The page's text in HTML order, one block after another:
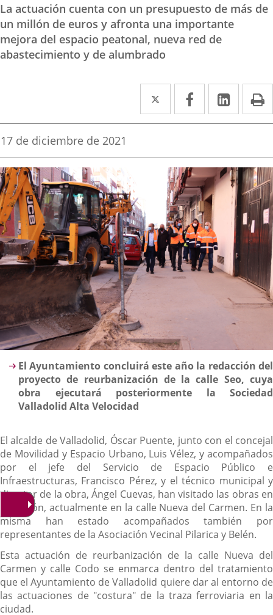
La actuación cuenta con un presupuesto de más de
un millón de euros y afronta una importante
mejora del espacio peatonal, nueva red de
abastecimiento y de alumbrado
Twitter
Enlace
a
aplicación
externa.
Facebook
Enlace
a
aplicación
externa.
Enlace
a
Fecha
la
noticia
17 de diciembre de 2021
Descripción
El Ayuntamiento concluirá este año la redacción del
proyecto de reurbanización de la calle Seo, cuya
obra ejecutará posteriormente la Sociedad
Valladolid Alta Velocidad
El alcalde de Valladolid, Óscar Puente, junto con el concejal
de Movilidad y Espacio Urbano, Luis Vélez, y acompañados
por el jefe del Servicio de Espacio Público e
Infraestructuras, Francisco Pérez, y el técnico municipal y
director de la obra, Ángel Cuevas, han visitado las obras en
ejecución, actualmente en la calle Nueva del Carmen. En la
misma han estado acompañados también por
representantes de la Asociación Vecinal Pilarica y Belén.
Esta actuación de reurbanización de la calle Nueva del
Carmen y calle Codo se enmarca dentro del tratamiento
que el Ayuntamiento de Valladolid quiere dar al entorno de
las actuaciones de "costura" de la traza ferroviaria en la
ciudad.